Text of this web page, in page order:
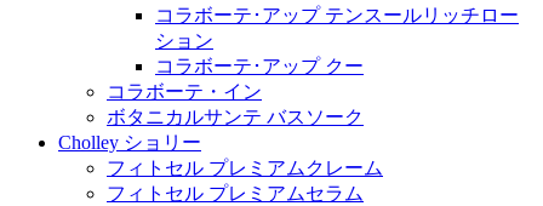
コラボーテ･アップ テンスールリッチロー
ション
コラボーテ･アップ クー
コラボーテ・イン
ボタニカルサンテ バスソーク
Cholley ショリー
フィトセル プレミアムクレーム
フィトセル プレミアムセラム